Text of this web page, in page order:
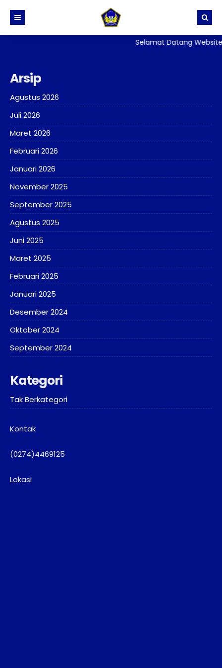
Sejarah dan Identitas Sekolah
Visi, Misi dan Tujuan Sekolah
Stuktur Organisasi Sekolah
Kurikulum
Kesiswaan
Kehumasan
Sarana Prasarana
BERITA
DIREKTORI
PPID
SKM
PERPUSTAKAAN
ADIWIYATA
TATA TERTIB
GALERI
LAYANAN
E-Rapor
Penelitian
Persuratan, Legalisir
ALUMNI
Selamat Datang Website
Arsip
Agustus 2026
Juli 2026
Maret 2026
Februari 2026
Januari 2026
November 2025
September 2025
Agustus 2025
Juni 2025
Maret 2025
Februari 2025
Januari 2025
Desember 2024
Oktober 2024
September 2024
Kategori
Tak Berkategori
Kontak
(0274)4469125
Lokasi